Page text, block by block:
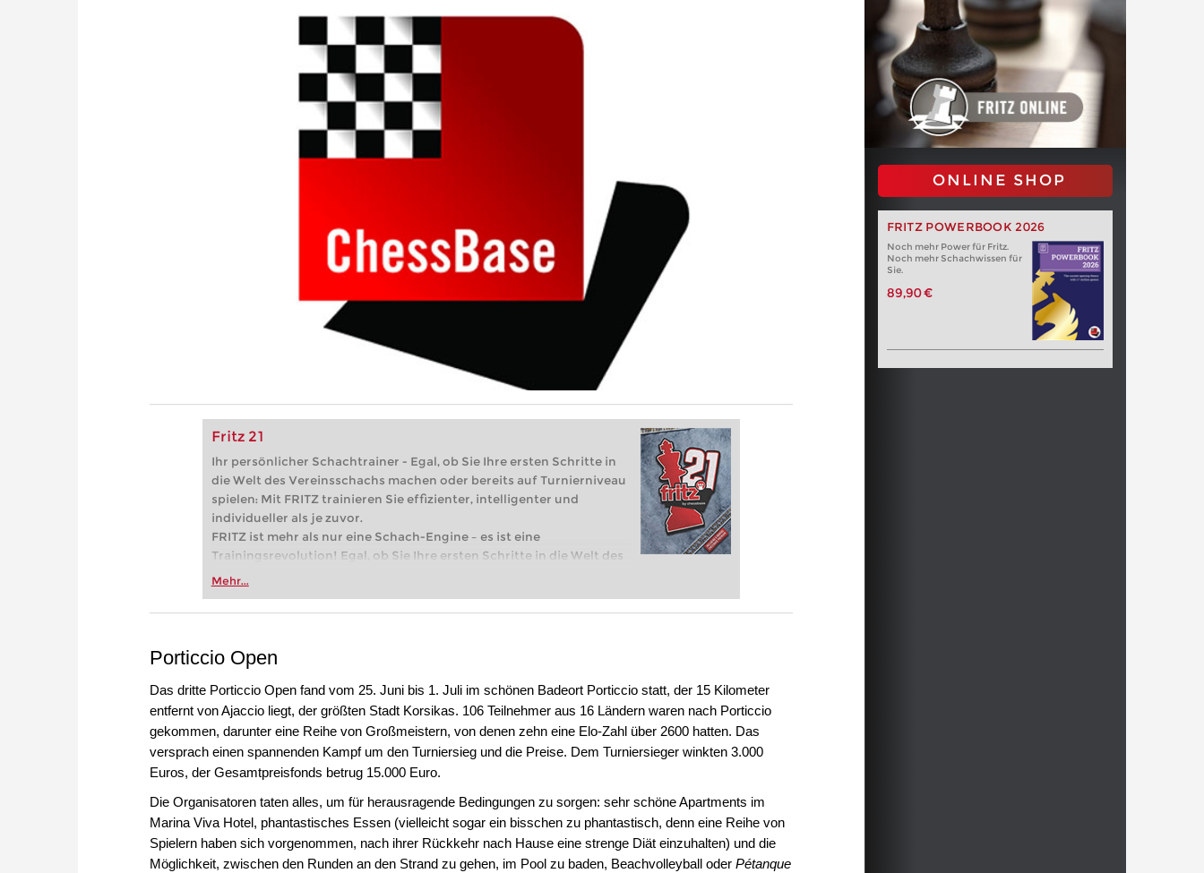
Fritz 21
Ihr persönlicher Schachtrainer - Egal, ob Sie Ihre ersten Schritte in
die Welt des Vereinsschachs machen oder bereits auf Turnierniveau
spielen: Mit FRITZ trainieren Sie effizienter, intelligenter und
individueller als je zuvor.
FRITZ ist mehr als nur eine Schach-Engine – es ist eine
Trainingsrevolution! Egal, ob Sie Ihre ersten Schritte in die Welt des
Vereinsschachs machen oder bereits auf Turnierniveau spielen: Mit
zuvor.
Mehr...
ONLINE SHOP
FRITZ POWERBOOK 2026
Noch mehr Power für Fritz.
Noch mehr Schachwissen für
Sie.
89,90 €
Porticcio Open
Das dritte Porticcio Open fand vom 25. Juni bis 1. Juli im schönen Badeort Porticcio statt, der 15 Kilometer
entfernt von Ajaccio liegt, der größten Stadt Korsikas. 106 Teilnehmer aus 16 Ländern waren nach Porticcio
gekommen, darunter eine Reihe von Großmeistern, von denen zehn eine Elo-Zahl über 2600 hatten. Das
versprach einen spannenden Kampf um den Turniersieg und die Preise. Dem Turniersieger winkten 3.000
Euros, der Gesamtpreisfonds betrug 15.000 Euro.
Die Organisatoren taten alles, um für herausragende Bedingungen zu sorgen: sehr schöne Apartments im
Marina Viva Hotel, phantastisches Essen (vielleicht sogar ein bisschen zu phantastisch, denn eine Reihe von
Spielern haben sich vorgenommen, nach ihrer Rückkehr nach Hause eine strenge Diät einzuhalten) und die
Möglichkeit, zwischen den Runden an den Strand zu gehen, im Pool zu baden, Beachvolleyball oder Pétanque